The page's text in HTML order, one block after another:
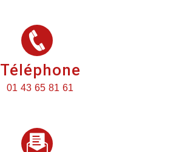
Téléphone
01 43 65 81 61